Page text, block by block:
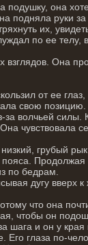
подушку, она
подняла руки
их,
по ее
взглядов. Она
от ее
свою
за волчьей
чувствовала
грубый
пояса.
по бедрам.
дугу вверх
что она
чтобы он
шага и он у
глаза по-